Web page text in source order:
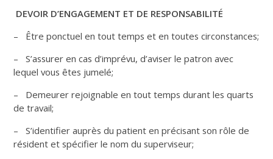
DEVOIR D’ENGAGEMENT ET DE RESPONSABILITÉ
– Être ponctuel en tout temps et en toutes circonstances;
– S’assurer en cas d’imprévu, d’aviser le patron avec
lequel vous êtes jumelé;
– Demeurer rejoignable en tout temps durant les quarts
de travail;
– S’identifier auprès du patient en précisant son rôle de
résident et spécifier le nom du superviseur;